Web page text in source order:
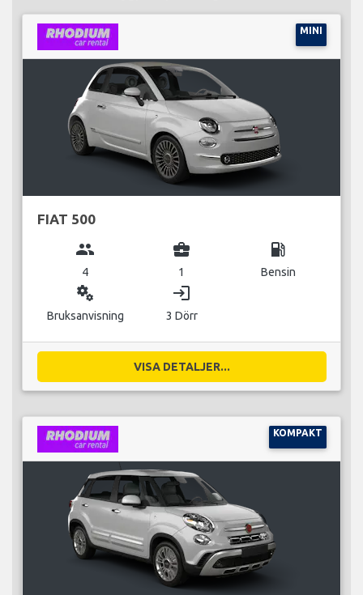
MINI
FIAT 500
group
4
business_center
1
local_gas_station
Bensin
miscellaneous_services
Bruksanvisning
login
3 Dörr
VISA DETALJER...
KOMPAKT